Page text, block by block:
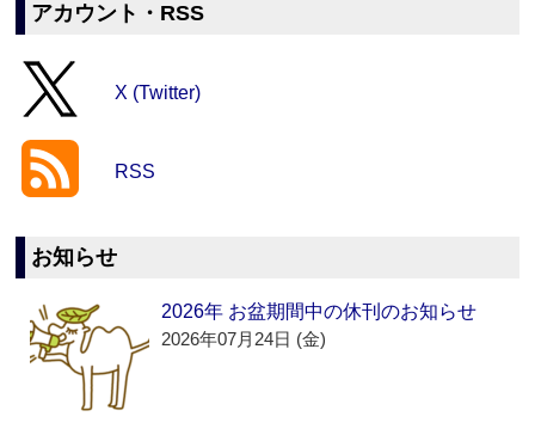
アカウント・RSS
X (Twitter)
RSS
お知らせ
2026年 お盆期間中の休刊のお知らせ
2026年07月24日 (金)